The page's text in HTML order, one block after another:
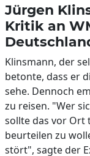
Jürgen
Kritik an
Klinsmann, der
betonte, dass er
sehe. Dennoch
zu reisen. "Wer
sollte das vor Ort
beurteilen zu
stört", sagte der